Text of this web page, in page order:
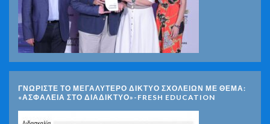
ΓΝΩΡΊΣΤΕ ΤΟ ΜΕΓΑΛΎΤΕΡΟ ΔΊΚΤΥΟ ΣΧΟΛΕΊΩΝ ΜΕ ΘΈΜΑ:
«ΑΣΦΆΛΕΙΑ ΣΤΟ ΔΙΑΔΊΚΤΥΟ»-FRESH EDUCATION